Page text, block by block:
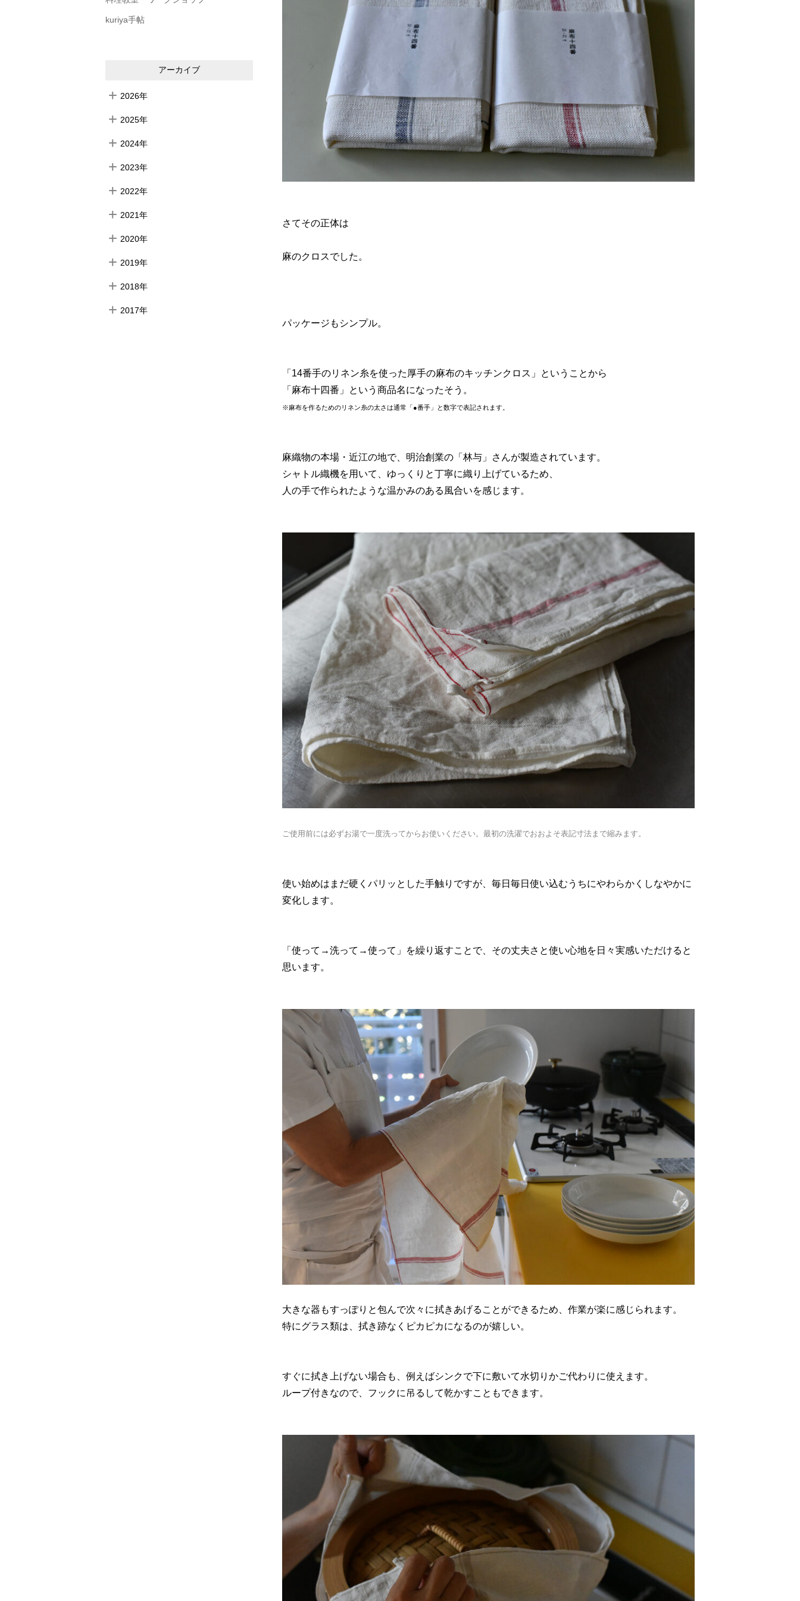
さてその正体は
麻のクロスでした。
パッケージもシンプル。
「14番手のリネン糸を使った厚手の麻布のキッチンクロス」ということから
「麻布十四番」という商品名になったそう。
※麻布を作るためのリネン糸の太さは通常「●番手」と数字で表記されます。
麻織物の本場・近江の地で、明治創業の「林与」さんが製造されています。
シャトル織機を用いて、ゆっくりと丁寧に織り上げているため、
人の手で作られたような温かみのある風合いを感じます。
ご使用前には必ずお湯で一度洗ってからお使いください。 最初の洗濯でおおよそ表記寸法まで縮みます。
使い始めはまだ硬くパリッとした手触りですが、毎日毎日使い込むうちにやわらかくしなやかに
変化します。
「使って→洗って→使って」を繰り返すことで、その丈夫さと使い心地を日々実感いただけると
思います。
大きな器もすっぽりと包んで次々に拭きあげることができるため、作業が楽に感じられます。
特にグラス類は、拭き跡なくピカピカになるのが嬉しい。
すぐに拭き上げない場合も、例えばシンクで下に敷いて水切りかご代わりに使えます。
ループ付きなので、フックに吊るして乾かすこともできます。
kuriya手帖
アーカイブ
2026年
2025年
2024年
2023年
2022年
2021年
2020年
2019年
2018年
2017年